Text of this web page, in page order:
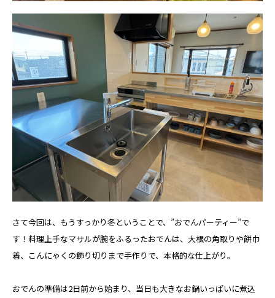
さて今回は、もうすっかり冬ということで、”おでんパーティー”で
す！料理上手なマサルが腕をふるったおでんは、大根の角取りや餅巾
着、こんにゃくの飾り切りまで手作りで、本格的な仕上がり。
おでんの準備は2日前から始まり、当日も大きなお鍋いっぱいに煮込